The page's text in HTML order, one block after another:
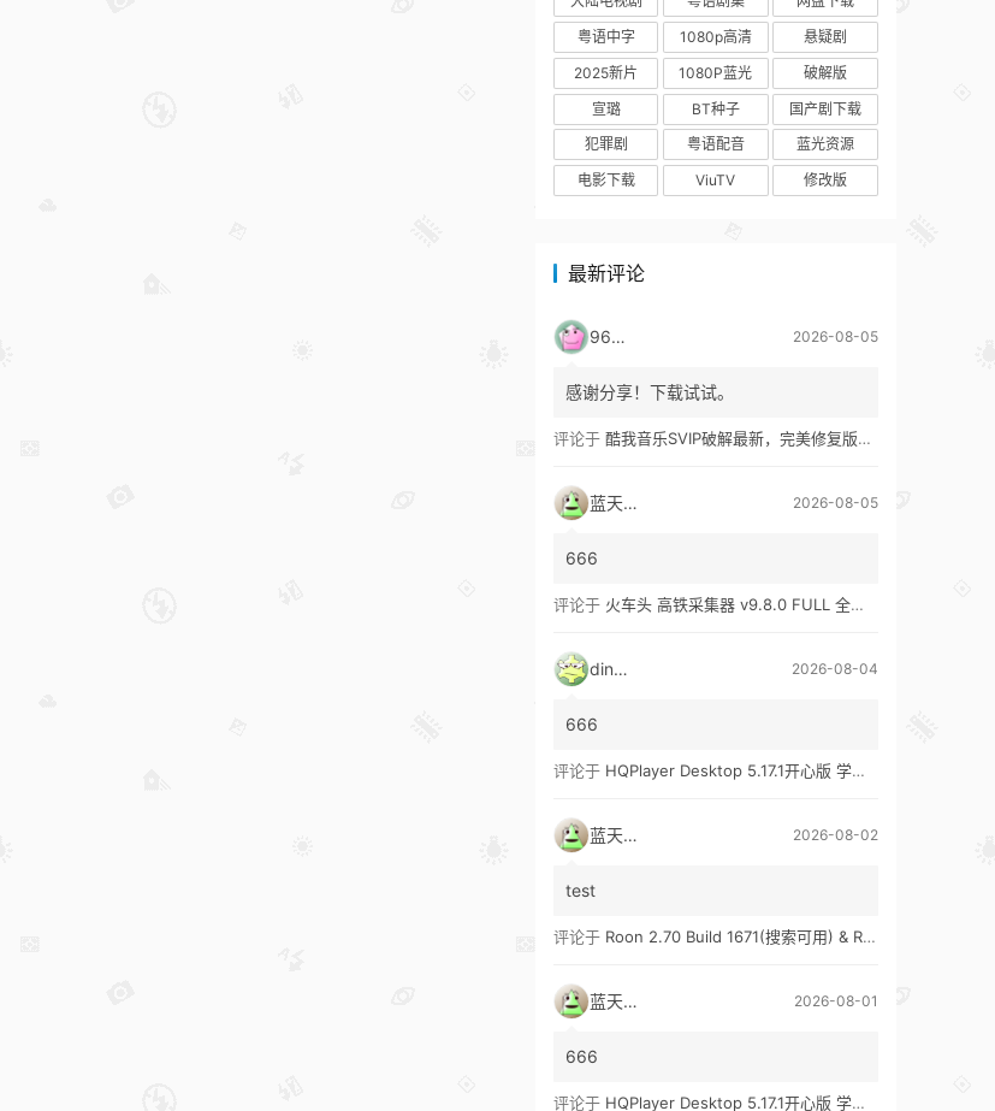
粤语中字
1080p高清
悬疑剧
2025新片
1080P蓝光
破解版
宣璐
BT种子
国产剧下载
犯罪剧
粤语配音
蓝光资源
电影下载
ViuTV 修改版
最新评论
9627 2026-08-05
感谢分享！下载试试。
评论于 酷我音乐SVIP破解最新，完美修复版！支持安卓+车机+pc版！
蓝天真蓝 2026-08-05
666
评论于 火车头 高铁采集器 v9.8.0 FULL 全功能版（兼容win10、win11）
ding1 2026-08-04
666
评论于 HQPlayer Desktop 5.17.1开心版 学习版&HQPlayer Embedded 5.17.2开心版 学习版
蓝天真蓝 2026-08-02
test
评论于 Roon 2.70 Build 1671(搜索可用) & Roon 2.65 Build 1653 & Roon 1.8 Build 1151 Legacy 开心版 学习版
蓝天真蓝 2026-08-01
666
评论于 HQPlayer Desktop 5.17.1开心版 学习版&HQPlayer Embedded 5.17.2开心版 学习版